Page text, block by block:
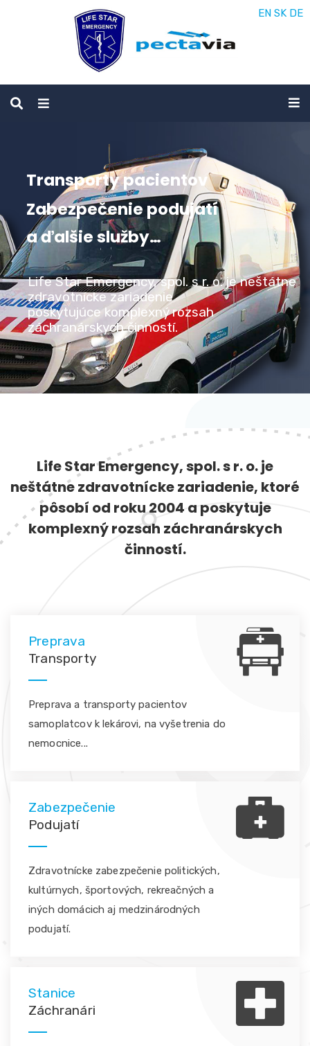
Transporty pacientov
Life Star Emergency, spol. s r. o. je neštátne
zdravotnícke zariadenie
poskytujúce komplexný rozsah
záchranárskych činností.
Zabezpečenie podujatí
a ďalšie služby…
Life Star Emergency, spol. s r. o. je
neštátne zdravotnícke zariadenie, ktoré
pôsobí od roku 2004 a poskytuje
komplexný rozsah záchranárskych
činností.
Preprava
Transporty
Preprava a transporty pacientov
samoplatcov k lekárovi, na vyšetrenia do
nemocnice...
Zabezpečenie
Podujatí
Zdravotnícke zabezpečenie politických,
kultúrnych, športových, rekreačných a
iných domácich aj medzinárodných
podujatí.
Stanice
Záchranári
EN SK DE